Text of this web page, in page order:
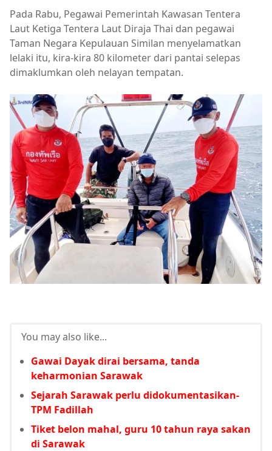
Pada Rabu, Pegawai Pemerintah Kawasan Tentera
Laut Ketiga Tentera Laut Diraja Thai dan pegawai
Taman Negara Kepulauan Similan menyelamatkan
lelaki itu, kira-kira 80 kilometer dari pantai selepas
dimaklumkan oleh nelayan tempatan.
You may also like...
Gawai Dayak dirai bersama, tanda
keharmonian Sarawak
Sejarah Sarawak perlu didokumentasikan-
TPM Fadillah
Tiket belon mahal, guru 10 tahun raya sakan
di Sarawak